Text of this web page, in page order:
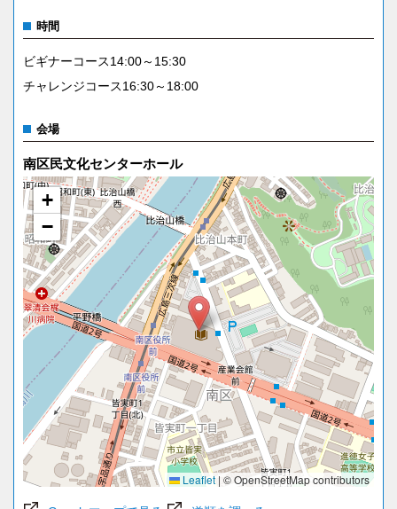
時間
ビギナーコース14:00～15:30
チャレンジコース16:30～18:00
会場
南区民文化センターホール
+
−
Leaflet | © OpenStreetMap contributors